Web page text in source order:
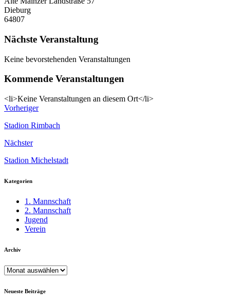
Dieburg
64807
Nächste Veranstaltung
Keine bevorstehenden Veranstaltungen
Kommende Veranstaltungen
<li>Keine Veranstaltungen an diesem Ort</li>
Vorheriger
Stadion Rimbach
Nächster
Stadion Michelstadt
Kategorien
1. Mannschaft
2. Mannschaft
Jugend
Verein
Archiv
Archiv
Neueste Beiträge